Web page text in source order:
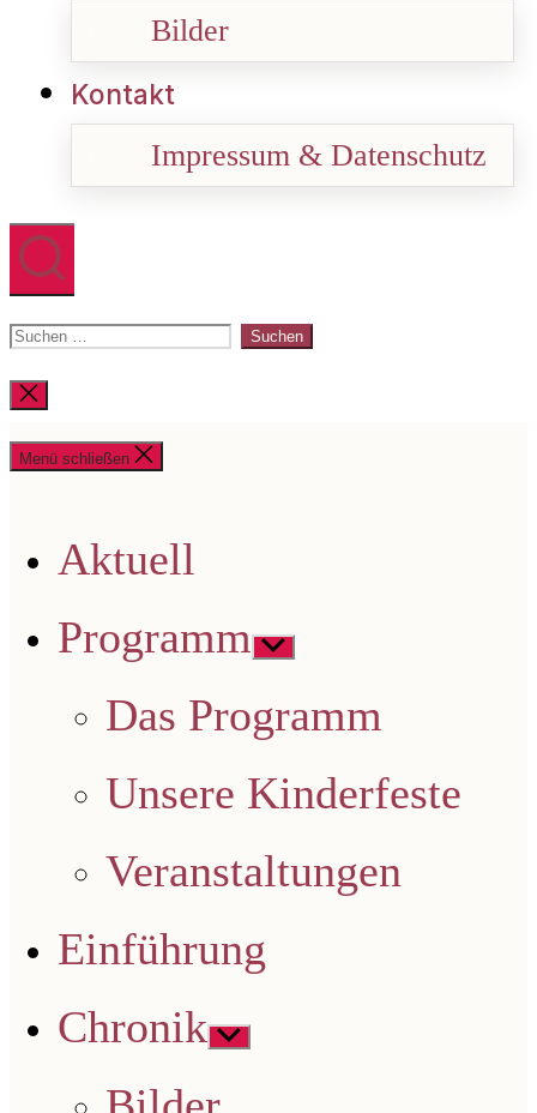
Bilder
Kontakt
Impressum & Datenschutz
Suchen
nach:
Suche
schließen
Menü schließen
Aktuell
Programm
Untermenü
anzeigen
Das Programm
Unsere Kinderfeste
Veranstaltungen
Einführung
Chronik Untermenü
anzeigen